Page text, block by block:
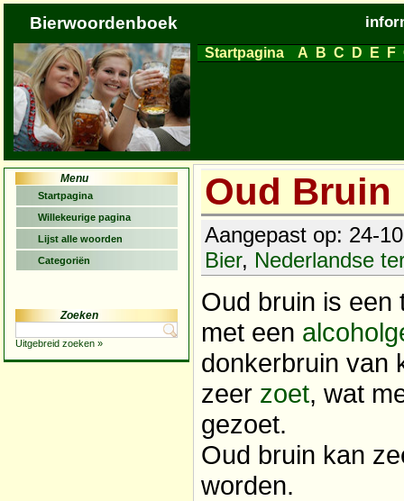
Bierwoordenboek
Startpagina A B C D E F
Menu
Startpagina
Willekeurige pagina
Lijst alle woorden
Categoriën
Zoeken
Uitgebreid zoeken »
Oud Bruin
Aangepast op: 24-
Bier, Nederlandse
Oud bruin is
met een
donkerbruin van
zeer zoet, wat
gezoet.
Oud bruin kan
worden.